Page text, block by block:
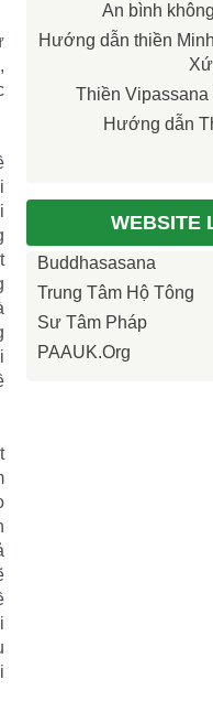
An bình
Hướng dẫn thiền
Thiền Vipassana
Hướng dẫn
WEBSITE
Buddhasasana
Trung Tâm Hộ Tông
Sư Tâm Pháp
PAAUK.org